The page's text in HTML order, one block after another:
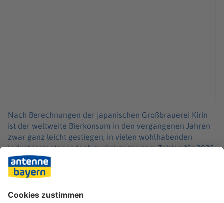
Nach Berechnungen der japanischen Großbrauerei Kirin
ist der weltweite Bierkonsum in den vergangenen Jahren
zwar ganz leicht gestiegen, in vielen wohlhabenden
Industriestaaten jedoch zurückgegangen. Zahlen für 2025
hat der Konzern noch nicht publiziert, doch 2024 wurden
demnach rund um den Globus 194 Milliarden Liter Bier
getrunken. Grundlage der Berechnungen sind weltweite
Umfragen unter Brauerverbänden und Daten der